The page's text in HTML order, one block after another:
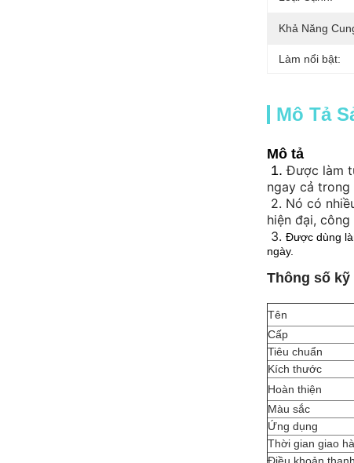
Khả Năng
Làm nổi bật:
Mô Tả
Mô tả
1.Được làm
ngay cả
2. Nó có
hiện đại,
3. Được dùng
ngày.
Thông số kỹ
Tên
Cấp
Tiêu chuẩn
Kích thước
Hoàn thiện
Màu sắc
Ứng dụng
Thời gian giao